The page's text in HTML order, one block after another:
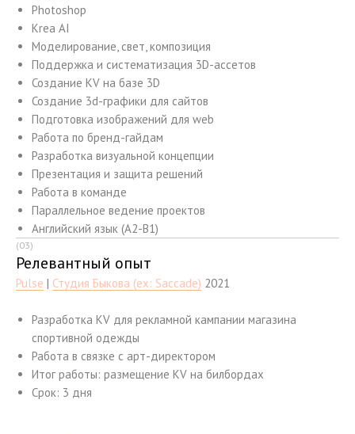
Photoshop
Krea AI
Моделирование, свет, композиция
Поддержка и систематизация 3D-ассетов
Создание KV на базе 3D
Создание 3d-графики для сайтов
Подготовка изображений для web
Работа по бренд-гайдам
Разработка визуальной концепции
Презентация и защита решений
Работа в команде
Параллельное ведение проектов
Английский язык (A2-B1)
(03)
Релевантный опыт
Pulse | Студия Быкова (ex: Saccade) 2021
Разработка KV для рекламной кампании магазина
спортивной одежды
Работа в связке с арт-директором
Итог работы: размещение KV на билбордах
Срок: 3 дня